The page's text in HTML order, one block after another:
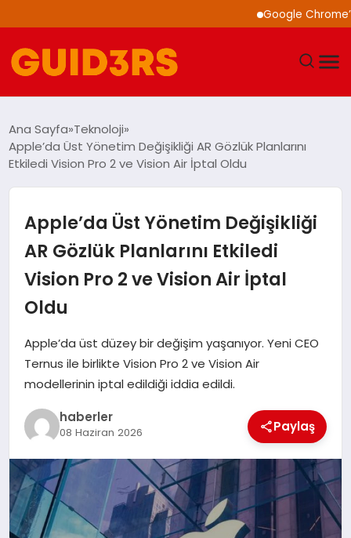
Google Chrome’a
YAŞAM
SPOR
SAĞLIK
MAGAZIN
Ana Sayfa Teknoloji
Apple’da Üst Yönetim Değişikliği AR Gözlük Planlarını
Etkiledi Vision Pro 2 ve Vision Air İptal Oldu
Apple’da Üst Yönetim Değişikliği
AR Gözlük Planlarını Etkiledi
Vision Pro 2 ve Vision Air İptal
Oldu
Apple’da üst düzey bir değişim yaşanıyor. Yeni CEO
Ternus ile birlikte Vision Pro 2 ve Vision Air
modellerinin iptal edildiği iddia edildi.
haberler
08 Haziran 2026 Paylaş